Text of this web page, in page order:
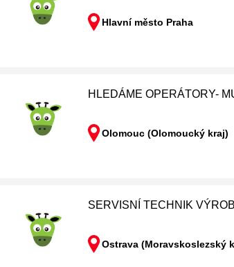
Hlavní město Praha
HLEDÁME OPERÁTORY-
Olomouc (Olomoucký kraj)
SERVISNÍ TECHNIK
Ostrava (Moravskoslezský